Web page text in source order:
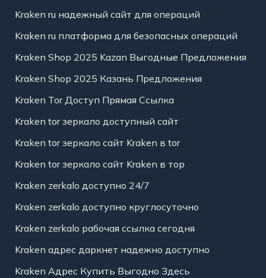
Kraken ru надежный сайт для операций
Kraken ru платформа для безопасных операций
Kraken Shop 2025 Kazan Выгодные Предложения
Kraken Shop 2025 Казань Предложения
Kraken Tor Доступ Прямая Ссылка
Kraken tor зеркало доступный сайт
Kraken tor зеркало сайт Kraken в tor
Kraken tor зеркало сайт Kraken в тор
Kraken zerkalo доступно 24/7
Kraken zerkalo доступно круглосуточно
Kraken zerkalo рабочая ссылка сегодня
Kraken адрес даркнет надежно доступно
Kraken Адрес Купить Выгодно Здесь